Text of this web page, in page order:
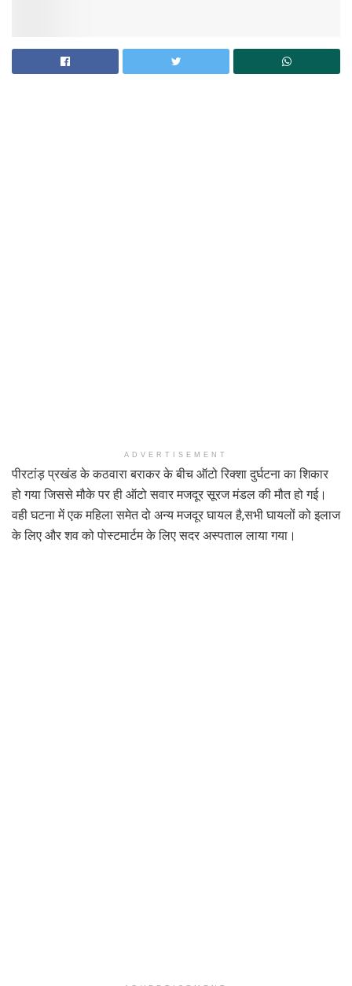
ADVERTISEMENT
पीरटांड़ प्रखंड के कठवारा बराकर के बीच ऑटो रिक्शा दुर्घटना का शिकार
हो गया जिससे मौके पर ही ऑटो सवार मजदूर सूरज मंडल की मौत हो गई।
वही घटना में एक महिला समेत दो अन्य मजदूर घायल है,सभी घायलों को इलाज
के लिए और शव को पोस्टमार्टम के लिए सदर अस्पताल लाया गया।